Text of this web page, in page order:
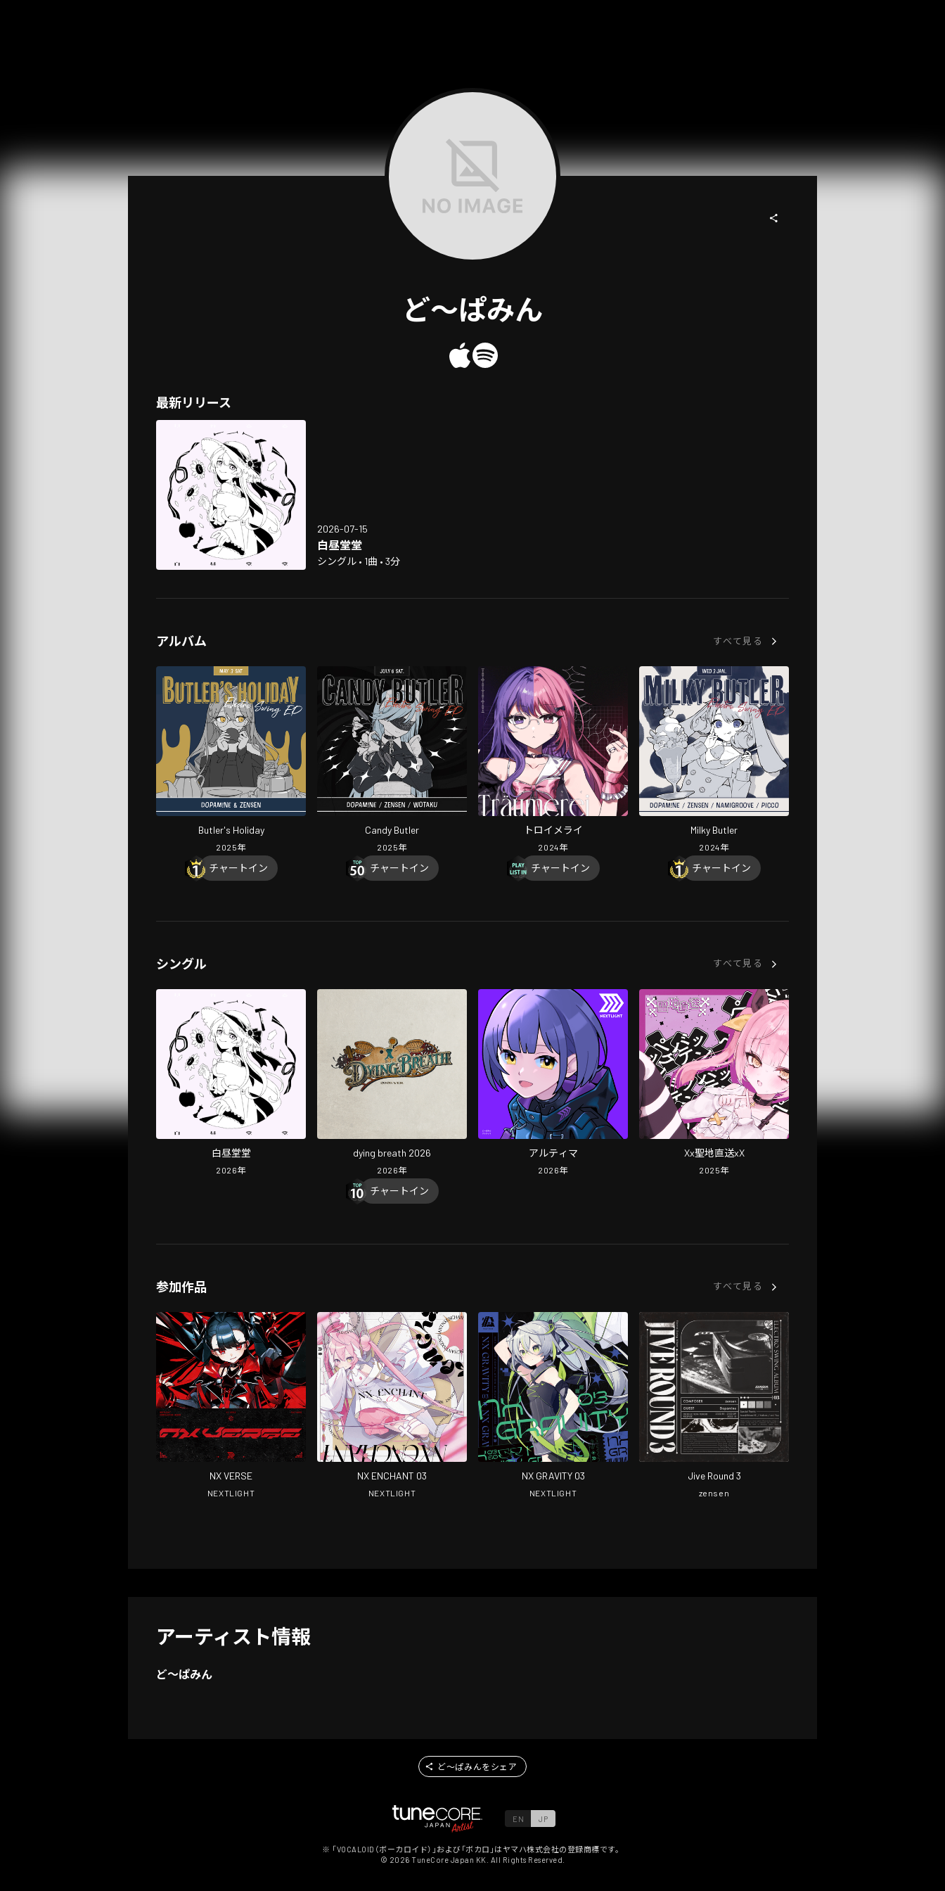
ど～ぱみん
最新リリース
2026-07-15
白昼堂堂
シングル • 1曲 • 3分
アルバム すべて見る
Butler's Holiday
2025年
チャートイン
Candy Butler
2025年
チャートイン
トロイメライ
2024年
チャートイン
Milky Butler
2024年
チャートイン
シングル すべて見る
白昼堂堂
2026年
dying breath 2026
2026年
チャートイン
アルティマ
2026年
Xx聖地直送xX
2025年
参加作品 すべて見る
NX VERSE
NEXTLIGHT
NX ENCHANT 03
NEXTLIGHT
NX GRAVITY 03
NEXTLIGHT
Jive Round 3
zensen
アーティスト情報
ど～ぱみん
ど～ぱみんをシェア
EN JP
※ 「VOCALOID（ボーカロイド）」および「ボカロ」はヤマハ株式会社の登録商標です。
© 2026 TuneCore Japan KK. All Rights Reserved.